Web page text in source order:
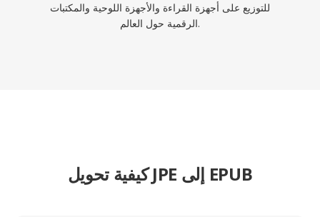
للتوزيع على أجهزة القراءة والأجهزة اللوحية والمكتبات
الرقمية حول العالم.
كيفية تحويل JPE إلى EPUB